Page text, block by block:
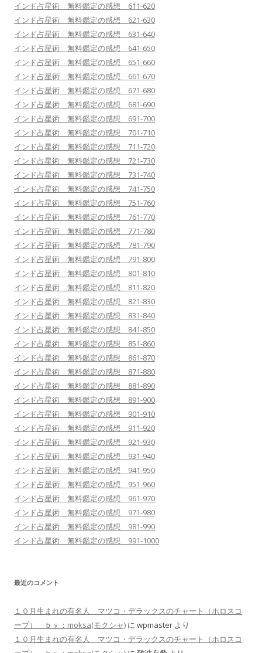
インド占星術 無料鑑定の感想 611-620
インド占星術 無料鑑定の感想 621-630
インド占星術 無料鑑定の感想 631-640
インド占星術 無料鑑定の感想 641-650
インド占星術 無料鑑定の感想 651-660
インド占星術 無料鑑定の感想 661-670
インド占星術 無料鑑定の感想 671-680
インド占星術 無料鑑定の感想 681-690
インド占星術 無料鑑定の感想 691-700
インド占星術 無料鑑定の感想 701-710
インド占星術 無料鑑定の感想 711-720
インド占星術 無料鑑定の感想 721-730
インド占星術 無料鑑定の感想 731-740
インド占星術 無料鑑定の感想 741-750
インド占星術 無料鑑定の感想 751-760
インド占星術 無料鑑定の感想 761-770
インド占星術 無料鑑定の感想 771-780
インド占星術 無料鑑定の感想 781-790
インド占星術 無料鑑定の感想 791-800
インド占星術 無料鑑定の感想 801-810
インド占星術 無料鑑定の感想 811-820
インド占星術 無料鑑定の感想 821-830
インド占星術 無料鑑定の感想 831-840
インド占星術 無料鑑定の感想 841-850
インド占星術 無料鑑定の感想 851-860
インド占星術 無料鑑定の感想 861-870
インド占星術 無料鑑定の感想 871-880
インド占星術 無料鑑定の感想 881-890
インド占星術 無料鑑定の感想 891-900
インド占星術 無料鑑定の感想 901-910
インド占星術 無料鑑定の感想 911-920
インド占星術 無料鑑定の感想 921-930
インド占星術 無料鑑定の感想 931-940
インド占星術 無料鑑定の感想 941-950
インド占星術 無料鑑定の感想 951-960
インド占星術 無料鑑定の感想 961-970
インド占星術 無料鑑定の感想 971-980
インド占星術 無料鑑定の感想 981-990
インド占星術 無料鑑定の感想 991-1000
最近のコメント
１０月生まれの有名人 マツコ・デラックスのチャート（ホロスコ
ープ） ｂｙ：moksa(モクシャ) に wpmaster より
１０月生まれの有名人 マツコ・デラックスのチャート（ホロスコ